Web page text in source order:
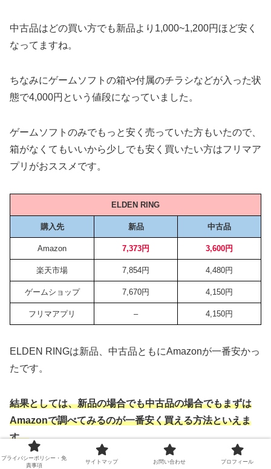
中古品はどの買い方でも新品より1,000~1,200円ほど安く
なってますね。
ちなみにゲームソフトの箱や付属のチラシなどが入った状
態で4,000円という値段になっていました。
ゲームソフトのみでもっと安く売っていた方もいたので、
箱がなくてもいいから少しでも安く買いたい方はフリマア
プリがおススメです。
ELDEN RING
購入先 新品 中古品
Amazon 7,373円 3,600円
楽天市場 7,854円 4,480円
ゲームショップ 7,670円 4,150円
フリマアプリ – 4,150円
ELDEN RINGは新品、中古品ともにAmazonが一番安かっ
たです。
結果としては、新品の場合でも中古品の場合でもまずは
Amazonで調べてみるのが一番安く買える方法といえま
す。
プライバシーポリシー・免
責事項
サイトマップ お問い合わせ プロフィール